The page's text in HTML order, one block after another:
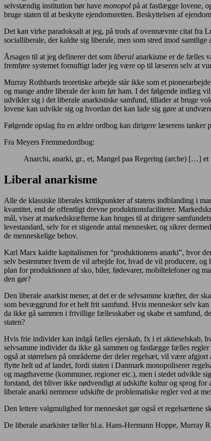
selvstændig institution bør have monopol på at fastlægge lovene,
bruge staten til at beskytte ejendomsretten. Beskyttelsen af
Det kan virke paradoksalt at jeg, på trods af ovennævnte citat fra
socialliberale, der kaldte sig liberale, men som stred imod
Årsagen til at jeg definerer det som liberal anarkisme er de fælles
fremføre systemet fornuftigt lader jeg være op til læseren selv at
Murray Rothbards teoretiske arbejde står ikke som et
og mange andre liberale der kom før ham. I det følgende indlæg
udvikler sig i det liberale anarkistiske samfund, tillader at bruge
lovene kan udvikle sig og hvordan det kan lade sig gøre at
Følgende opslag fra en ældre ordbog kan dirigere læserens tanker
Fra Meyers Fremmedordbog:
Anarchi, anarki, gr., et, Mangel paa Regering (arche) […]
Liberal anarkisme
Alle de klassiske liberales kritikpunkter af statens indblanding i
kvantitet, end de offentligt drevne produktionsfaciliteter.
mål, viser at markedskræfterne kan bruges til at dirigere
levestandard, selv for et stigende antal mennesker, og sikrer
de menneskelige behov.
Karl Marx kaldte kapitalismen for “produktionens anarki”, hvor
selv bestemmer hvem de vil arbejde for, hvad de vil producere,
plan for produktionen af sko, biler, fødevarer, mobiltelefoner og
den gør?
Den liberale anarkist mener, at det er de selvsamme kræfter, der
som bevæggrund for et helt frit samfund. Hvis mennesker selv
da ikke gå sammen i frivillige fællesskaber og skabe et samfund,
staten?
Hvis frie individer kan indgå fælles ejerskab, fx i et aktieselskab,
selvsamme individer da ikke gå sammen og fastlægge fælles
også at størrelsen på områderne der deler regelsæt, vil være
flytte helt ud af landet, fordi staten i Danmark monopoliserer
og magthaverne (kommuner, regioner etc.), men i stedet udvikle
forstand, det bliver ikke nødvendigt at udskifte kultur og sprog
liberale anarki nemmere udskifte de problematiske regler ved at
Den lettere valgmulighed for mennesket gør også et regelsættene
De liberale anarkister tæller bl.a. Hans-Hermann Hoppe, Murray